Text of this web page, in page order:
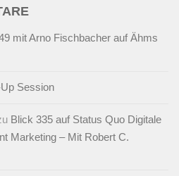
mit Arno Fischbacher auf Ähms
Session
Blick 335 auf Status Quo Digitale
Marketing – Mit Robert C.